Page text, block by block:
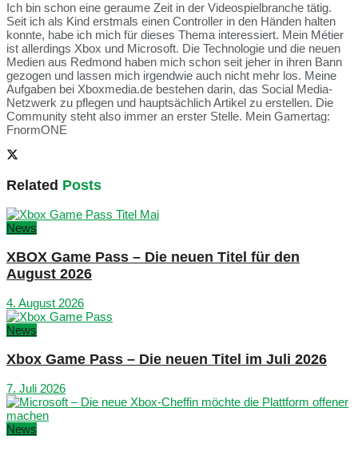
Ich bin schon eine geraume Zeit in der Videospielbranche tätig.
Seit ich als Kind erstmals einen Controller in den Händen halten
konnte, habe ich mich für dieses Thema interessiert. Mein Métier
ist allerdings Xbox und Microsoft. Die Technologie und die neuen
Medien aus Redmond haben mich schon seit jeher in ihren Bann
gezogen und lassen mich irgendwie auch nicht mehr los. Meine
Aufgaben bei Xboxmedia.de bestehen darin, das Social Media-
Netzwerk zu pflegen und hauptsächlich Artikel zu erstellen. Die
Community steht also immer an erster Stelle. Mein Gamertag:
FnormONE
Related Posts
News
XBOX Game Pass – Die neuen Titel für den
August 2026
4. August 2026
News
Xbox Game Pass – Die neuen Titel im Juli 2026
7. Juli 2026
News